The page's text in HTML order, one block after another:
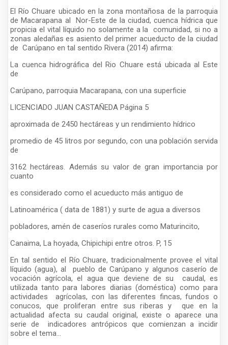
El Río Chuare ubicado en la zona montañosa de la parroquia
de Macarapana al Nor-Este de la ciudad, cuenca hídrica que
propicia el vital líquido no solamente a la comunidad, si no a
zonas aledañas es asiento del primer acueducto de la ciudad
de Carúpano en tal sentido Rivera (2014) afirma:
La cuenca hidrográfica del Rio Chuare está ubicada al Este
de
Carúpano, parroquia Macarapana, con una superficie
LICENCIADO JUAN CASTAÑEDA Página 5
aproximada de 2450 hectáreas y un rendimiento hídrico
promedio de 45 litros por segundo, con una población servida
de
3162 hectáreas. Además su valor de gran importancia por
cuanto
es considerado como el acueducto más antiguo de
Latinoamérica ( data de 1881) y surte de agua a diversos
pobladores, amén de caseríos rurales como Maturincito,
Canaima, La hoyada, Chipichipi entre otros. P, 15
En tal sentido el Río Chuare, tradicionalmente provee el vital
líquido (agua), al pueblo de Carúpano y algunos caserío de
vocación agrícola, el agua que deviene de su caudal, es
utilizada tanto para labores diarias (doméstica) como para
actividades agrícolas, con las diferentes fincas, fundos o
conucos, que proliferan entre sus riberas y que en la
actualidad afecta su caudal original, existe o aparece una
serie de indicadores antrópicos que comienzan a incidir
sobre el tema...